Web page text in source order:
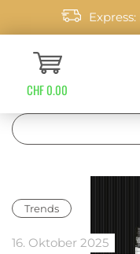
CHF 0.00
Trends
16. Oktober 2025